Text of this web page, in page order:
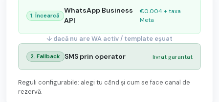
1. Încearcă
WhatsApp Business
API
€0.004 + taxa
Meta
↓ dacă nu are WA activ / template eșuat
2. Fallback SMS prin operator livrat garantat
Reguli configurabile: alegi tu când și cum se face canal de
rezervă.